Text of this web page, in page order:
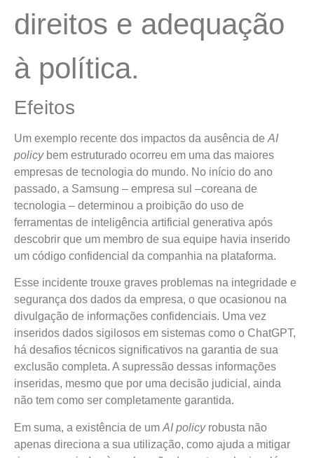
direitos e adequação
à política.
Efeitos
Um exemplo recente dos impactos da ausência de AI
policybem estruturado ocorreu em uma das maiores
empresas de tecnologia do mundo. No início do ano
passado, a Samsung – empresa sul –coreana de
tecnologia – determinou a proibição do uso de
ferramentas de inteligência artificial generativa após
descobrir que um membro de sua equipe havia inserido
um código confidencial da companhia na plataforma.
Esse incidente trouxe graves problemas na integridade e
segurança dos dados da empresa, o que ocasionou na
divulgação de informações confidenciais. Uma vez
inseridos dados sigilosos em sistemas como o ChatGPT,
há desafios técnicos significativos na garantia de sua
exclusão completa. A supressão dessas informações
inseridas, mesmo que por uma decisão judicial, ainda
não tem como ser completamente garantida.
Em suma, a existência de um AI policyrobusta não
apenas direciona a sua utilização, como ajuda a mitigar